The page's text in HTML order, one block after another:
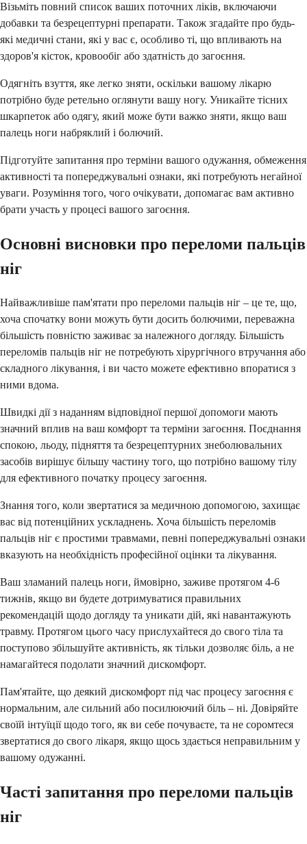
Візьміть повний список ваших поточних ліків, включаючи
добавки та безрецептурні препарати. Також згадайте про будь-
які медичні стани, які у вас є, особливо ті, що впливають на
здоров'я кісток, кровообіг або здатність до загоєння.
Одягніть взуття, яке легко зняти, оскільки вашому лікарю
потрібно буде ретельно оглянути вашу ногу. Уникайте тісних
шкарпеток або одягу, який може бути важко зняти, якщо ваш
палець ноги набряклий і болючий.
Підготуйте запитання про терміни вашого одужання, обмеження
активності та попереджувальні ознаки, які потребують негайної
уваги. Розуміння того, чого очікувати, допомагає вам активно
брати участь у процесі вашого загоєння.
Основні висновки про переломи пальців
ніг
Найважливіше пам'ятати про переломи пальців ніг – це те, що,
хоча спочатку вони можуть бути досить болючими, переважна
більшість повністю заживає за належного догляду. Більшість
переломів пальців ніг не потребують хірургічного втручання або
складного лікування, і ви часто можете ефективно впоратися з
ними вдома.
Швидкі дії з наданням відповідної першої допомоги мають
значний вплив на ваш комфорт та терміни загоєння. Поєднання
спокою, льоду, підняття та безрецептурних знеболювальних
засобів вирішує більшу частину того, що потрібно вашому тілу
для ефективного початку процесу загоєння.
Знання того, коли звертатися за медичною допомогою, захищає
вас від потенційних ускладнень. Хоча більшість переломів
пальців ніг є простими травмами, певні попереджувальні ознаки
вказують на необхідність професійної оцінки та лікування.
Ваш зламаний палець ноги, ймовірно, заживе протягом 4-6
тижнів, якщо ви будете дотримуватися правильних
рекомендацій щодо догляду та уникати дій, які навантажують
травму. Протягом цього часу прислухайтеся до свого тіла та
поступово збільшуйте активність, як тільки дозволяє біль, а не
намагайтеся подолати значний дискомфорт.
Пам'ятайте, що деякий дискомфорт під час процесу загоєння є
нормальним, але сильний або посилюючий біль – ні. Довіряйте
своїй інтуїції щодо того, як ви себе почуваєте, та не соромтеся
звертатися до свого лікаря, якщо щось здається неправильним у
вашому одужанні.
Часті запитання про переломи пальців
ніг